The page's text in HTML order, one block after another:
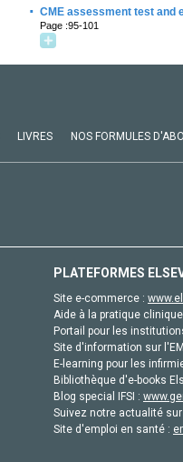
· CME assessment test and
Page :95-101
LIVRES NOS FORMULES
PLATEFORMES
Site e-commerce :
Aide à la pratique
Portail pour les
Site d'information sur
E-learning pour les
Bibliothèque d'e-books
Blog special IFSI :
Suivez notre actualité
Site d'emploi en santé :